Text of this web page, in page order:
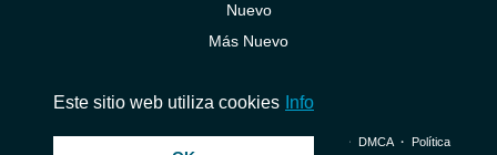
Nuevo
Más Nuevo
© 2026 InstantAudio. Reservados todos los derechos. ・ DMCA・ Política
Este sitio web utiliza cookies Info